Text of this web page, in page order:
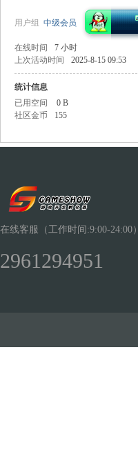
Sh
用户组 中级会员
在线时间 7 小时
上次活动时间
2025-8-15 09:53
统计信息
已用空间
0 B
社区金币
155
在线客服（工作时间:9:00-24:00）
2961294951